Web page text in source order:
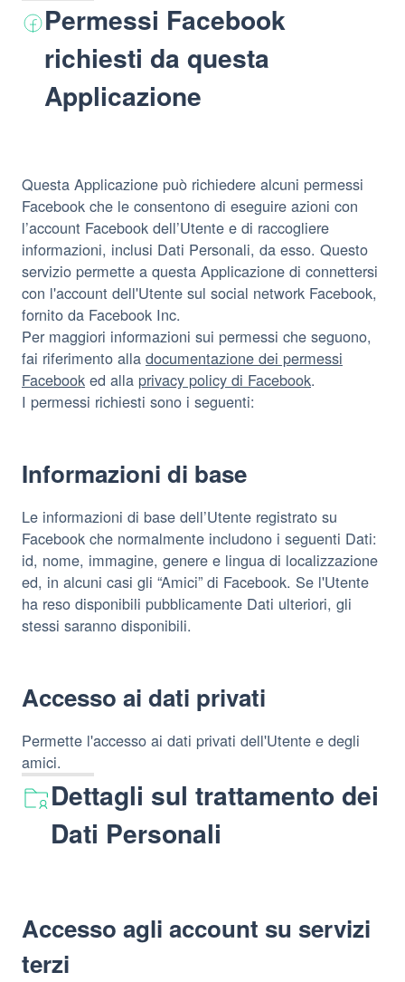
Permessi Facebook
richiesti da questa
Applicazione
Questa Applicazione può richiedere alcuni permessi
Facebook che le consentono di eseguire azioni con
l’account Facebook dell’Utente e di raccogliere
informazioni, inclusi Dati Personali, da esso. Questo
servizio permette a questa Applicazione di connettersi
con l'account dell'Utente sul social network Facebook,
fornito da Facebook Inc.
Per maggiori informazioni sui permessi che seguono,
fai riferimento alla documentazione dei permessi
Facebook ed alla privacy policy di Facebook.
I permessi richiesti sono i seguenti:
Informazioni di base
Le informazioni di base dell’Utente registrato su
Facebook che normalmente includono i seguenti Dati:
id, nome, immagine, genere e lingua di localizzazione
ed, in alcuni casi gli “Amici” di Facebook. Se l'Utente
ha reso disponibili pubblicamente Dati ulteriori, gli
stessi saranno disponibili.
Accesso ai dati privati
Permette l'accesso ai dati privati dell'Utente e degli
amici.
Dettagli sul trattamento dei
Dati Personali
Accesso agli account su servizi
terzi